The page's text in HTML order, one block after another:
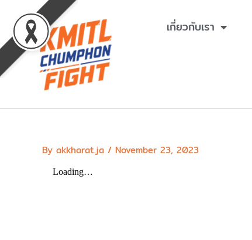
content
เกี่ยวกับเรา
By akkharat.ja / November 23, 2023